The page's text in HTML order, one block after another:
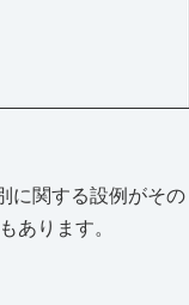
に関する設例がその
あります。